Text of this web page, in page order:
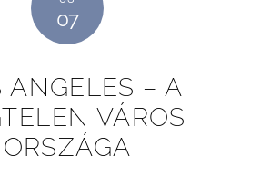
07
ANGELES – A
VÁROS
ORSZÁGA